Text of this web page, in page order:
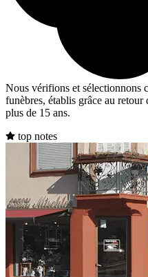
Nous vérifions et sélectionnons
funèbres, établis grâce au retour
plus de 15 ans.
top notes